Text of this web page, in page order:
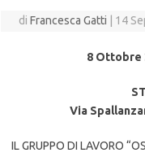
di Francesca Gatti 14
8 Ottobre
Via
IL GRUPPO DI LAVORO